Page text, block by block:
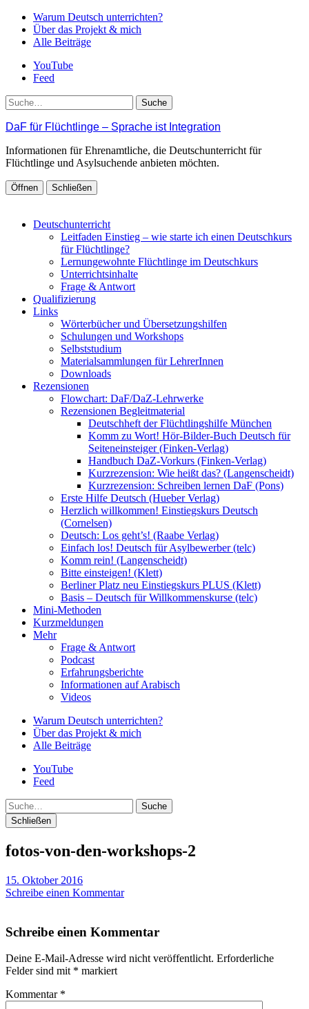
Warum Deutsch unterrichten?
Über das Projekt & mich
Alle Beiträge
YouTube
Feed
Suche
DaF für Flüchtlinge – Sprache ist Integration
Informationen für Ehrenamtliche, die Deutschunterricht für
Flüchtlinge und Asylsuchende anbieten möchten.
Öffnen Schließen
Deutschunterricht
Leitfaden Einstieg – wie starte ich einen Deutschkurs
für Flüchtlinge?
Lernungewohnte Flüchtlinge im Deutschkurs
Unterrichtsinhalte
Frage & Antwort
Qualifizierung
Links
Wörterbücher und Übersetzungshilfen
Schulungen und Workshops
Selbststudium
Materialsammlungen für LehrerInnen
Downloads
Rezensionen
Flowchart: DaF/DaZ-Lehrwerke
Rezensionen Begleitmaterial
Deutschheft der Flüchtlingshilfe München
Komm zu Wort! Hör-Bilder-Buch Deutsch für
Seiteneinsteiger (Finken-Verlag)
Handbuch DaZ-Vorkurs (Finken-Verlag)
Kurzrezension: Wie heißt das? (Langenscheidt)
Kurzrezension: Schreiben lernen DaF (Pons)
Erste Hilfe Deutsch (Hueber Verlag)
Herzlich willkommen! Einstiegskurs Deutsch
(Cornelsen)
Deutsch: Los geht’s! (Raabe Verlag)
Einfach los! Deutsch für Asylbewerber (telc)
Komm rein! (Langenscheidt)
Bitte einsteigen! (Klett)
Berliner Platz neu Einstiegskurs PLUS (Klett)
Basis – Deutsch für Willkommenskurse (telc)
Mini-Methoden
Kurzmeldungen
Mehr
Frage & Antwort
Podcast
Erfahrungsberichte
Informationen auf Arabisch
Videos
Warum Deutsch unterrichten?
Über das Projekt & mich
Alle Beiträge
YouTube
Feed
Suche
Schließen
fotos-von-den-workshops-2
15. Oktober 2016
Schreibe einen Kommentar
Schreibe einen Kommentar
Deine E-Mail-Adresse wird nicht veröffentlicht. Erforderliche
Felder sind mit * markiert
Kommentar *